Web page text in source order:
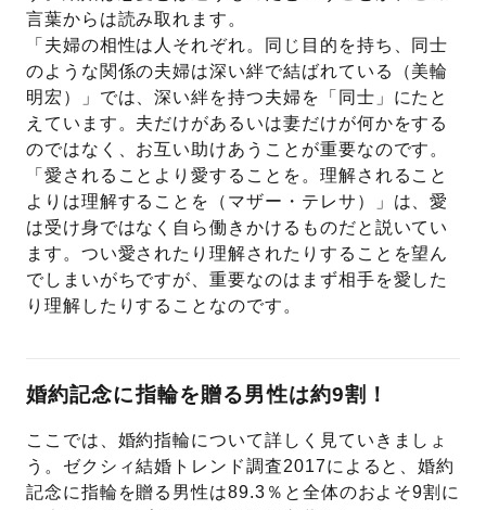
言葉からは読み取れます。
「夫婦の相性は人それぞれ。同じ目的を持ち、同士
のような関係の夫婦は深い絆で結ばれている（美輪
明宏）」では、深い絆を持つ夫婦を「同士」にたと
えています。夫だけがあるいは妻だけが何かをする
のではなく、お互い助けあうことが重要なのです。
「愛されることより愛することを。理解されること
よりは理解することを（マザー・テレサ）」は、愛
は受け身ではなく自ら働きかけるものだと説いてい
ます。つい愛されたり理解されたりすることを望ん
でしまいがちですが、重要なのはまず相手を愛した
り理解したりすることなのです。
婚約記念に指輪を贈る男性は約9割！
ここでは、婚約指輪について詳しく見ていきましょ
う。ゼクシィ結婚トレンド調査2017によると、婚約
記念に指輪を贈る男性は89.3％と全体のおよそ9割に